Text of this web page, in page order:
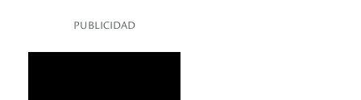
PUBLICIDAD